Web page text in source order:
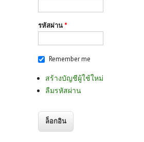
รหัสผ่าน *
Remember me
สร้างบัญชีผู้ใช้ใหม่
ลืมรหัสผ่าน